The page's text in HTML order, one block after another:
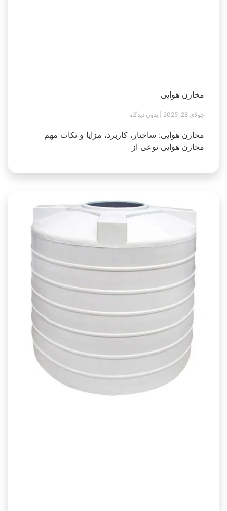
مخازن هوایی
جولای 28, 2025 بدون دیدگاه
مخازن هوایی: ساختار، کاربرد، مزایا و نکات مهم
مخازن هوایی نوعی از